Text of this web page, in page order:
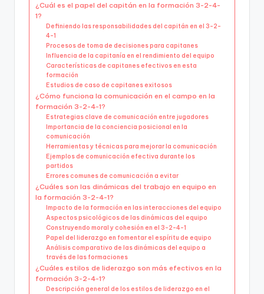
¿Cuál es el papel del capitán en la formación 3-2-4-
1?
Definiendo las responsabilidades del capitán en el 3-2-
4-1
Procesos de toma de decisiones para capitanes
Influencia de la capitanía en el rendimiento del equipo
Características de capitanes efectivos en esta
formación
Estudios de caso de capitanes exitosos
¿Cómo funciona la comunicación en el campo en la
formación 3-2-4-1?
Estrategias clave de comunicación entre jugadores
Importancia de la conciencia posicional en la
comunicación
Herramientas y técnicas para mejorar la comunicación
Ejemplos de comunicación efectiva durante los
partidos
Errores comunes de comunicación a evitar
¿Cuáles son las dinámicas del trabajo en equipo en
la formación 3-2-4-1?
Impacto de la formación en las interacciones del equipo
Aspectos psicológicos de las dinámicas del equipo
Construyendo moral y cohesión en el 3-2-4-1
Papel del liderazgo en fomentar el espíritu de equipo
Análisis comparativo de las dinámicas del equipo a
través de las formaciones
¿Cuáles estilos de liderazgo son más efectivos en la
formación 3-2-4-1?
Descripción general de los estilos de liderazgo en el